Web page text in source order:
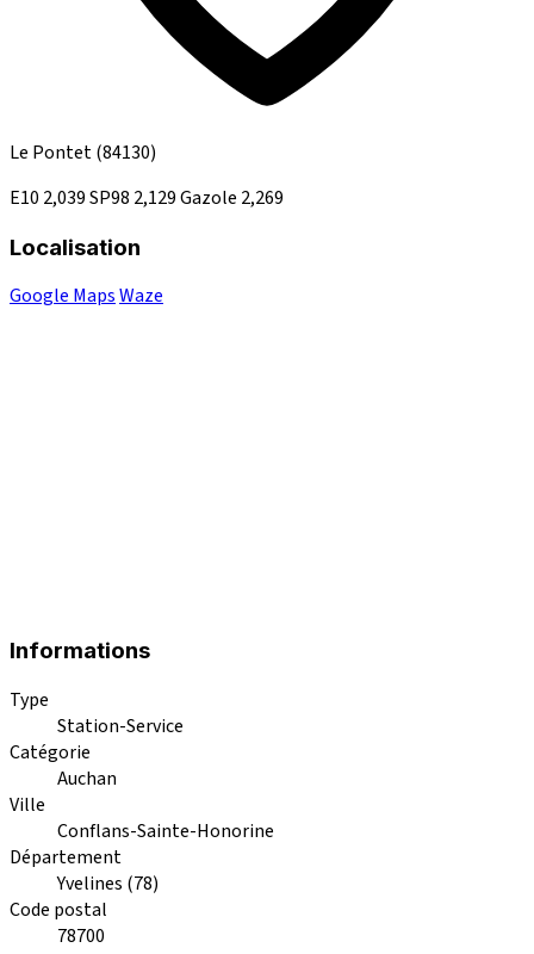
Le Pontet(84130)
E10 2,039SP98 2,129Gazole 2,269
Localisation
Google MapsWaze
Informations
Type
Station-Service
Catégorie
Auchan
Ville
Conflans-Sainte-Honorine
Département
Yvelines (78)
Code postal
78700